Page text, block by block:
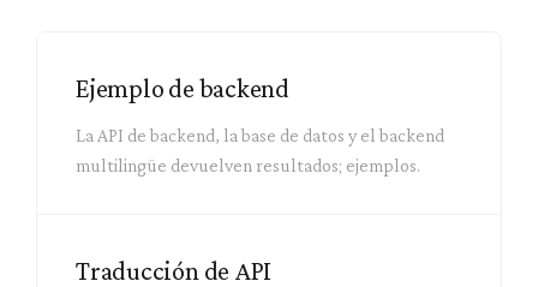
Ejemplo de backend
La API de backend, la base de datos y el backend
multilingüe devuelven resultados; ejemplos.
Traducción de API